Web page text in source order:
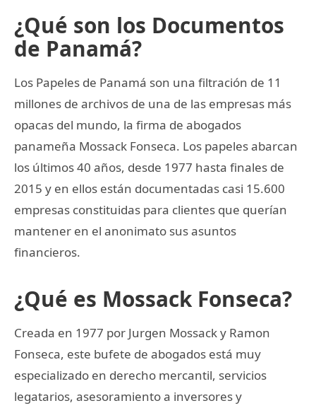
¿Qué son los Documentos
de Panamá?
Los Papeles de Panamá son una filtración de 11
millones de archivos de una de las empresas más
opacas del mundo, la firma de abogados
panameña Mossack Fonseca. Los papeles abarcan
los últimos 40 años, desde 1977 hasta finales de
2015 y en ellos están documentadas casi 15.600
empresas constituidas para clientes que querían
mantener en el anonimato sus asuntos
financieros.
¿Qué es Mossack Fonseca?
Creada en 1977 por Jurgen Mossack y Ramon
Fonseca, este bufete de abogados está muy
especializado en derecho mercantil, servicios
legatarios, asesoramiento a inversores y